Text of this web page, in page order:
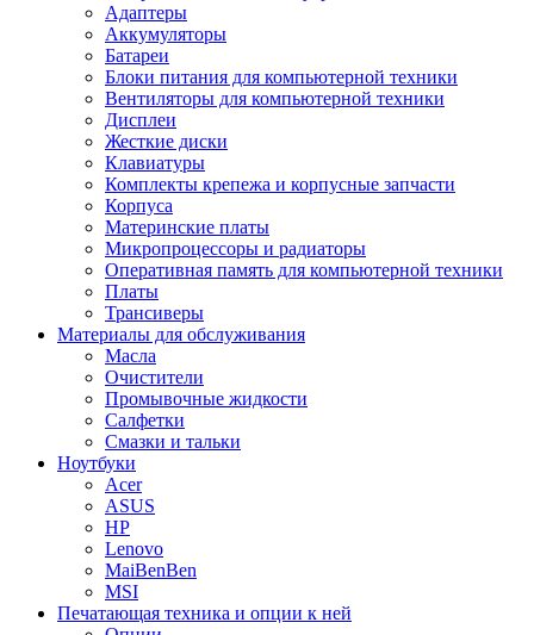
Адаптеры
Аккумуляторы
Батареи
Блоки питания для компьютерной техники
Вентиляторы для компьютерной техники
Дисплеи
Жесткие диски
Клавиатуры
Комплекты крепежа и корпусные запчасти
Корпуса
Материнские платы
Микропроцессоры и радиаторы
Оперативная память для компьютерной техники
Платы
Трансиверы
Материалы для обслуживания
Масла
Очистители
Промывочные жидкости
Салфетки
Смазки и тальки
Ноутбуки
Acer
ASUS
HP
Lenovo
MaiBenBen
MSI
Печатающая техника и опции к ней